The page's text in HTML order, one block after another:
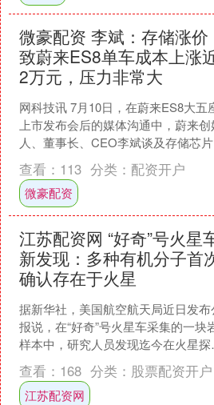
微豪配资 李斌：存储涨价
致蔚来ES8单车成本上涨
2万元，压力非常大
网科技讯 7月10日，在蔚来ES8大五
上市发布会后的媒体沟通中，蔚来创
人、董事长、CEO李斌谈及存储芯
价对成本的影响时表示，受原材料涨价
影响，蔚来ES....
查看： 113 分类： 配资开户
微豪配资
江苏配资网 “好奇”号火星
新发现：多种有机分子首
确认存在于火星
据新华社，美国航空航天局近日发布
报说，在“好奇”号火星车采集的一块
样本中，研究人员发现迄今在火星探
到的种类最丰富的一组有机分子，其中
多种有机分子为首次在....
查看： 168 分类： 股票配资开户
江苏配资网